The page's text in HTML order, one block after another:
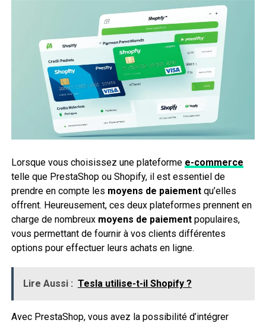
Lorsque vous choisissez une plateforme e-commerce
telle que PrestaShop ou Shopify, il est essentiel de
prendre en compte les moyens de paiementqu’elles
offrent. Heureusement, ces deux plateformes prennent en
charge de nombreux moyens de paiementpopulaires,
vous permettant de fournir à vos clients différentes
options pour effectuer leurs achats en ligne.
Lire Aussi : Tesla utilise-t-il Shopify ?
Avec PrestaShop, vous avez la possibilité d’intégrer